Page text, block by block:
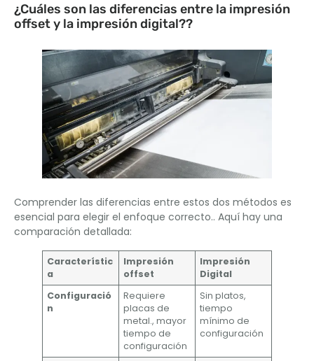
¿Cuáles son las diferencias entre la impresión
offset y la impresión digital??
Comprender las diferencias entre estos dos métodos es
esencial para elegir el enfoque correcto.. Aquí hay una
comparación detallada:
Característic
a
Impresión
offset
Impresión
Digital
Configuració
n
Requiere
placas de
metal., mayor
tiempo de
configuración
Sin platos,
tiempo
mínimo de
configuración